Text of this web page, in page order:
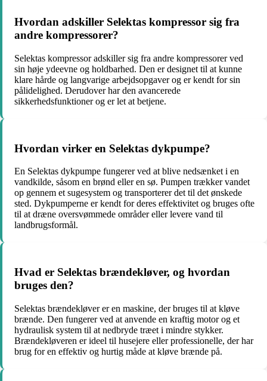
Hvordan adskiller Selektas kompressor sig fra
andre kompressorer?
Selektas kompressor adskiller sig fra andre kompressorer ved
sin høje ydeevne og holdbarhed. Den er designet til at kunne
klare hårde og langvarige arbejdsopgaver og er kendt for sin
pålidelighed. Derudover har den avancerede
sikkerhedsfunktioner og er let at betjene.
Hvordan virker en Selektas dykpumpe?
En Selektas dykpumpe fungerer ved at blive nedsænket i en
vandkilde, såsom en brønd eller en sø. Pumpen trækker vandet
op gennem et sugesystem og transporterer det til det ønskede
sted. Dykpumperne er kendt for deres effektivitet og bruges ofte
til at dræne oversvømmede områder eller levere vand til
landbrugsformål.
Hvad er Selektas brændekløver, og hvordan
bruges den?
Selektas brændekløver er en maskine, der bruges til at kløve
brænde. Den fungerer ved at anvende en kraftig motor og et
hydraulisk system til at nedbryde træet i mindre stykker.
Brændekløveren er ideel til husejere eller professionelle, der har
brug for en effektiv og hurtig måde at kløve brænde på.